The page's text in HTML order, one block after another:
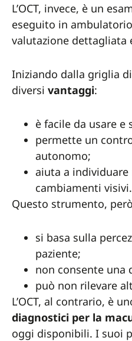
L’OCT, invece, è un
eseguito in
valutazione dettagliata
Iniziando dalla griglia
diversi vantaggi:
è facile da usare e
permette un
autonomo;
aiuta a
cambiamenti visivi.
Questo strumento,
si basa sulla
paziente;
non consente una
può non rilevare
L’OCT, al contrario, è
diagnostici per la
oggi disponibili. I suoi